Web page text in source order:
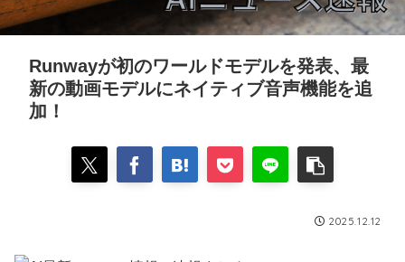
Runwayが初のワールドモデルを発表、最
新の動画モデルにネイティブ音声機能を追
加！
2025.12.12